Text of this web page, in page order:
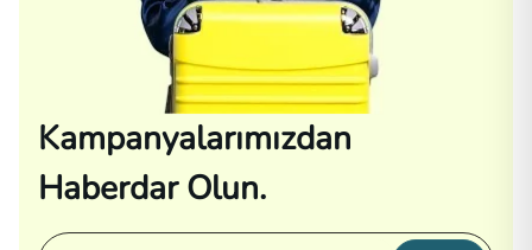
Kampanyalarımızdan
Haberdar Olun.